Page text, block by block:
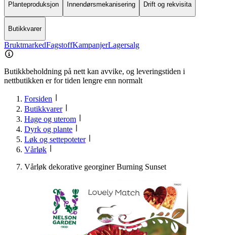
Planteproduksjon Innendørsmekanisering Drift og rekvisita
Butikkvarer
BruktmarkedFagstoffKampanjerLagersalg
Butikkbeholdning på nett kan avvike, og leveringstiden i
nettbutikken er for tiden lengre enn normalt
Forsiden
Butikkvarer
Hage og uterom
Dyrk og plante
Løk og settepoteter
Vårløk
Vårløk dekorative georginer Burning Sunset